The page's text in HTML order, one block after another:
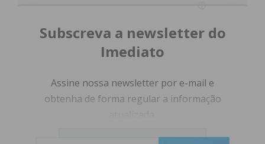
Subscreva a newsletter do
Imediato
Assine nossa newsletter por e-mail e
obtenha de forma regular a informação